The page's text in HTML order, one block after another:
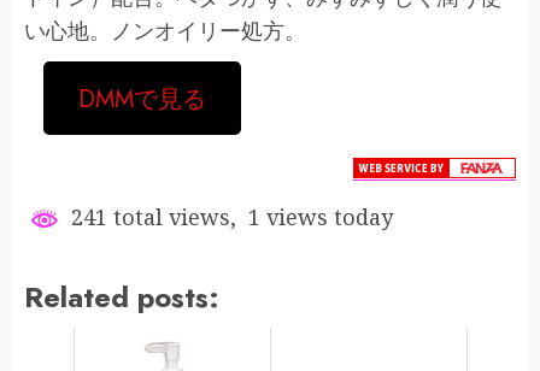
い心地。ノンオイリー処方。
DMMで見る
241 total views, 1 views today
Related posts: